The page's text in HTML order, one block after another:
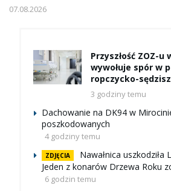
07.08.2026
Przyszłość ZOZ-u
wywołuje spór w
ropczycko-
3 godziny temu
Dachowanie na DK94 w
poszkodowanych
4 godziny temu
ZDJĘCIA
Nawałnica uszkodziła
Jeden z konarów Drzewa Roku
6 godzin temu